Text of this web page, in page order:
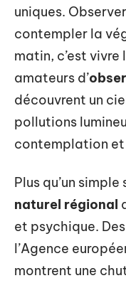
uniques.
contempler la
matin, c’est
amateurs d’
découvrent un
pollutions
contemplation et
Plus qu’un
naturel régional
et psychique.
l’Agence
montrent une